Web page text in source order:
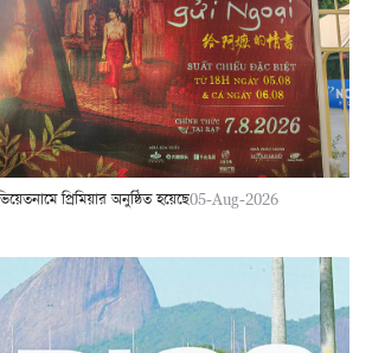
প্রিমিয়ার অনুষ্ঠিত হয়েছে05-Aug-2026